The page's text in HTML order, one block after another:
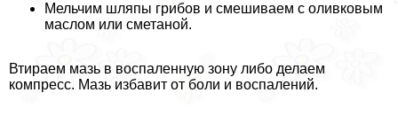
Мельчим шляпы грибов и смешиваем с оливковым
маслом или сметаной.
Втираем мазь в воспаленную зону либо делаем
компресс. Мазь избавит от боли и воспалений.